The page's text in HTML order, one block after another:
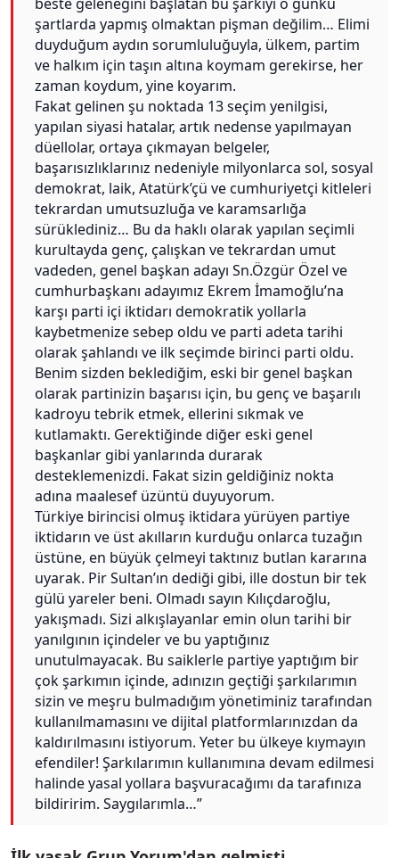
şartlarda yapmış olmaktan pişman değilim… Elimi
duyduğum aydın sorumluluğuyla, ülkem, partim
ve halkım için taşın altına koymam gerekirse, her
zaman koydum, yine koyarım.
Fakat gelinen şu noktada 13 seçim yenilgisi,
yapılan siyasi hatalar, artık nedense yapılmayan
düellolar, ortaya çıkmayan belgeler,
başarısızlıklarınız nedeniyle milyonlarca sol, sosyal
demokrat, laik, Atatürk’çü ve cumhuriyetçi kitleleri
tekrardan umutsuzluğa ve karamsarlığa
sürüklediniz… Bu da haklı olarak yapılan seçimli
kurultayda genç, çalışkan ve tekrardan umut
vadeden, genel başkan adayı Sn.Özgür Özel ve
cumhurbaşkanı adayımız Ekrem İmamoğlu’na
karşı parti içi iktidarı demokratik yollarla
kaybetmenize sebep oldu ve parti adeta tarihi
olarak şahlandı ve ilk seçimde birinci parti oldu.
Benim sizden beklediğim, eski bir genel başkan
olarak partinizin başarısı için, bu genç ve başarılı
kadroyu tebrik etmek, ellerini sıkmak ve
kutlamaktı. Gerektiğinde diğer eski genel
başkanlar gibi yanlarında durarak
desteklemenizdi. Fakat sizin geldiğiniz nokta
adına maalesef üzüntü duyuyorum.
Türkiye birincisi olmuş iktidara yürüyen partiye
iktidarın ve üst akılların kurduğu onlarca tuzağın
üstüne, en büyük çelmeyi taktınız butlan kararına
uyarak. Pir Sultan’ın dediği gibi, ille dostun bir tek
gülü yareler beni. Olmadı sayın Kılıçdaroğlu,
yakışmadı. Sizi alkışlayanlar emin olun tarihi bir
yanılgının içindeler ve bu yaptığınız
unutulmayacak. Bu saiklerle partiye yaptığım bir
çok şarkımın içinde, adınızın geçtiği şarkılarımın
sizin ve meşru bulmadığım yönetiminiz tarafından
kullanılmamasını ve dijital platformlarınızdan da
kaldırılmasını istiyorum. Yeter bu ülkeye kıymayın
efendiler! Şarkılarımın kullanımına devam edilmesi
halinde yasal yollara başvuracağımı da tarafınıza
bildiririm. Saygılarımla…”